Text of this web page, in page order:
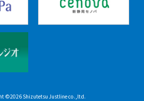
©2026 Shizutetsu Justline co.,ltd.